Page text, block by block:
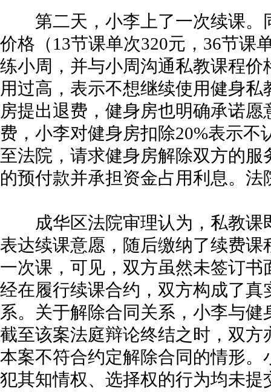
第二天，小李上了一次续课。
价格（13节课单次320元，36节课
练小周，并与小周沟通私教课程
用过高，表示不想继续使用健身
房提出退费，健身房也明确承诺
费，小李对健身房扣除20%表示不
至法院，请求健身房解除双方的
的预付款并承担资金占用利息。
成华区法院审理认为，私教课
表达续课意愿，随后缴纳了续费
一次课，可见，双方虽然未签订
经在履行续课合约，双方构成了
系。关于解除合同关系，小李与
截至该案法庭辩论终结之时，双
本案不符合约定解除合同的情形
犯其知情权、选择权的行为均未